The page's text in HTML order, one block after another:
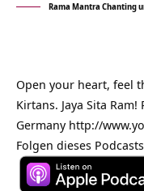
Rama Mantra Chanting
Open your heart, feel
Kirtans. Jaya Sita
Germany http://
Folgen dieses